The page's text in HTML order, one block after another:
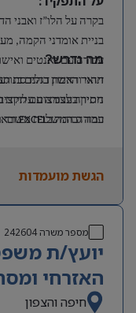
בקרה על הלו”ז ואבני
בניית אומדני הקמה,
עבודה עם גאנטים
זיהוי והרמת דגלים
חתירה לצמצום עלויות
עבודה המשלבת משרד
מה נדרש?
תואר ראשון בהנדסת
ניסיון בעבודה עם
רמה גבוהה בEXCEL
הגשת מועמדות
מספר משרה242604
יועץ/ת
האזרחי
חיפה והצפון